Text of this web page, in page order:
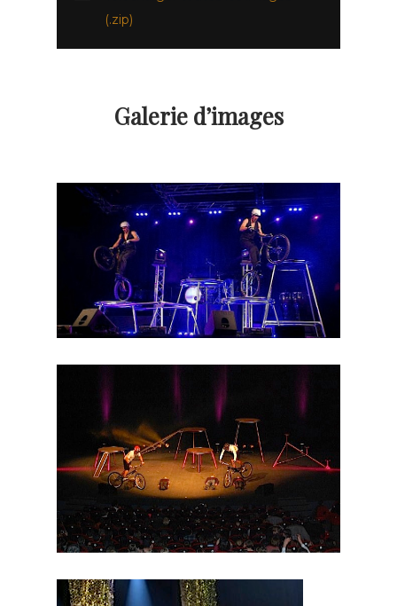
(.zip)
Galerie d’images